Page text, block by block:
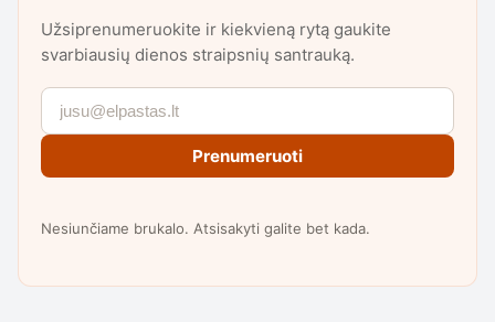
Užsiprenumeruokite ir kiekvieną rytą gaukite
svarbiausių dienos straipsnių santrauką.
Prenumeruoti
Nesiunčiame brukalo. Atsisakyti galite bet kada.